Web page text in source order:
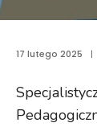
17 lutego 2025 |